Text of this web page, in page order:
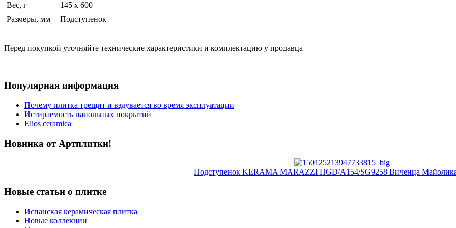
Вес, г
145 х 600
Размеры, мм
Подступенок
Перед покупкой уточняйте технические характеристики и комплектацию у продавца
Популярная информация
Почему плитка трещит и вздувается во время эксплуатации
Истираемость напольных покрытий
Elios ceramica
Новинка от Артплитки!
Подступенок KERAMA MARAZZI HGD/A154/SG9258 Виченца
Новые статьи о плитке
Испанская керамическая плитка
Новые коллекции